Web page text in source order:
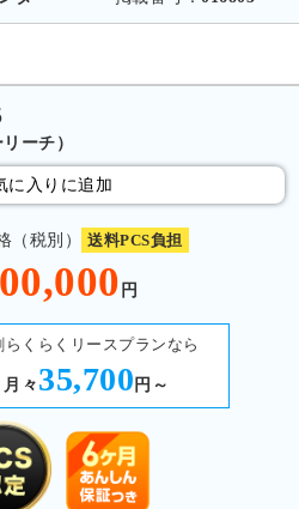
ーチ）
に入りに追加
（税別） 送料PCS負担
円
らくらくリースプランなら
月々 35,700 円～